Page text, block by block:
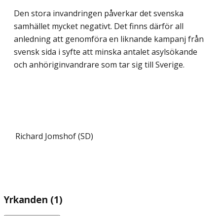
Den stora invandringen påverkar det svenska
samhället mycket negativt. Det finns därför all
anledning att genomföra en liknande kampanj från
svensk sida i syfte att minska antalet asylsökande
och anhöriginvandrare som tar sig till Sverige.
Richard Jomshof (SD)
Yrkanden (1)